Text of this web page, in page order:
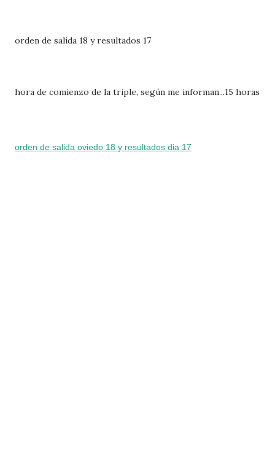
orden de salida 18 y resultados 17
hora de comienzo de la triple, según me informan...15 horas
orden de salida oviedo 18 y resultados dia 17